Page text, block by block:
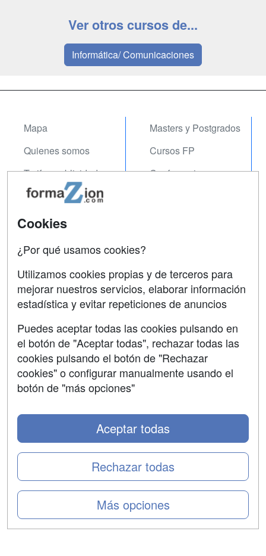
Ver otros cursos de...
Informática/ Comunicaciones
Mapa
Quienes somos
Tarifas publicidad
Acceso Usuarios
Acceso Centros
Masters y Postgrados
Cursos FP
Conferencias
Contactar
Confidencialidad
Aviso legal
Copyleft
Cookies
¿Por qué usamos cookies?
Utilizamos cookies propias y de terceros para
mejorar nuestros servicios, elaborar información
estadística y evitar repeticiones de anuncios
Puedes aceptar todas las cookies pulsando en
el botón de "Aceptar todas", rechazar todas las
cookies pulsando el botón de "Rechazar
cookies" o configurar manualmente usando el
botón de "más opciones"
Más opciones
Rechazar todas
Aceptar todas